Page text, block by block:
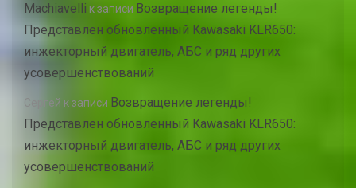
Machiavelli к записи Возвращение легенды!
Представлен обновленный Kawasaki KLR650:
инжекторный двигатель, АБС и ряд других
усовершенствований
Сергей к записи Возвращение легенды!
Представлен обновленный Kawasaki KLR650:
инжекторный двигатель, АБС и ряд других
усовершенствований